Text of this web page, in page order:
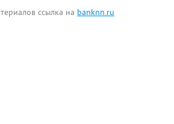
ссылка на banknn.ru